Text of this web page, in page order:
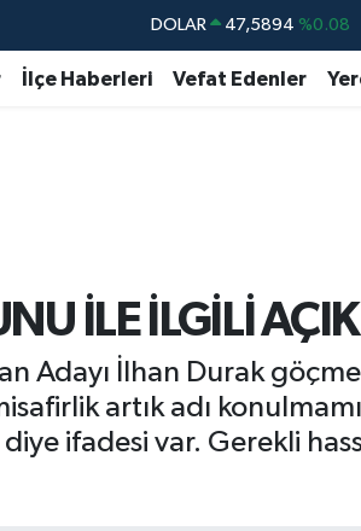
DOLAR 47,5894 %0.08
EURO 55,0398 %-0.02
İlçe Haberleri Vefat Edenler
İLE İLGİLİ
Adayı İlhan Durak
artık adı
ifadesi var. Gerekli